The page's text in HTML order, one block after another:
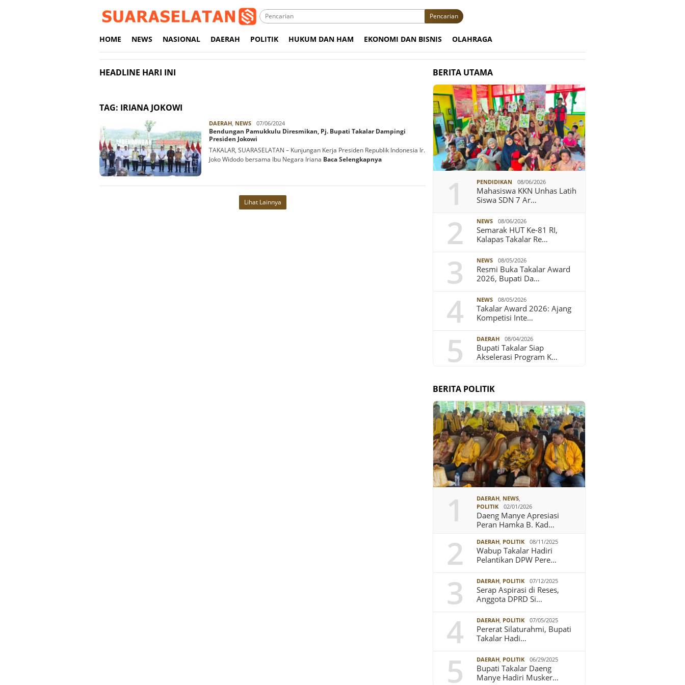
Pencarian
HOME NEWS NASIONAL DAERAH POLITIK HUKUM DAN HAM EKONOMI DAN BISNIS OLAHRAGA
HEADLINE HARI INI
TAG: IRIANA JOKOWI
DAERAH, NEWSRabbani
07/06/2024
Bendungan Pamukkulu Diresmikan, Pj. Bupati Takalar Dampingi
Presiden Jokowi
TAKALAR, SUARASELATAN – Kunjungan Kerja Presiden Republik Indonesia Ir.
Joko Widodo bersama Ibu Negara Iriana Baca Selengkapnya
Lihat Lainnya
BERITA UTAMA
1 PENDIDIKAN 08/06/2026
Mahasiswa KKN Unhas Latih
Siswa SDN 7 Ar…
2 NEWS 08/06/2026
Semarak HUT Ke-81 RI,
Kalapas Takalar Re…
3 NEWS 08/05/2026
Resmi Buka Takalar Award
2026, Bupati Da…
4 NEWS 08/05/2026
Takalar Award 2026: Ajang
Kompetisi Inte…
5 DAERAH 08/04/2026
Bupati Takalar Siap
Akselerasi Program K…
BERITA POLITIK
1 DAERAH, NEWS,
POLITIK
02/01/2026
Daeng Manye Apresiasi
Peran Hamka B. Kad…
2 DAERAH, POLITIK 08/11/2025
Wabup Takalar Hadiri
Pelantikan DPW Pere…
3 DAERAH, POLITIK 07/12/2025
Serap Aspirasi di Reses,
Anggota DPRD Si…
4 DAERAH, POLITIK 07/05/2025
Pererat Silaturahmi, Bupati
Takalar Hadi…
5 DAERAH, POLITIK 06/29/2025
Bupati Takalar Daeng
Manye Hadiri Musker…